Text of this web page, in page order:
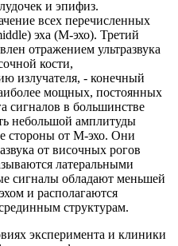
и эпифиз.
всех перечисленных
эха (М-эхо). Третий
отражением ультразвука
кости,
излучателя, - конечный
мощных, постоянных
сигналов в большинстве
небольшой амплитуды
стороны от М-эхо. Они
от височных рогов
латеральными
сигналы обладают меньшей
и располагаются
структурам.
эксперимента и клиники